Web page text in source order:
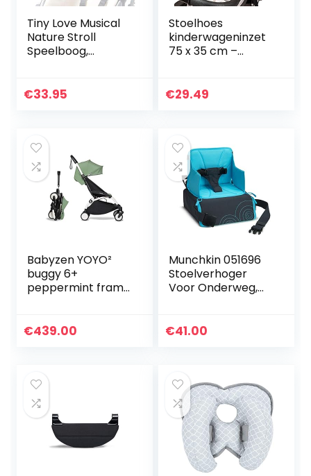
Tiny Love Musical
Nature Stroll
Speelboog,
Dierenspeeltjes,
€33.95
Stoelhoes
kinderwageninzet
75 x 35 cm –
kinderzitje
€29.49
Babyzen YOYO²
buggy 6+
peppermint frame
€439.00
Munchkin 051696
Stoelverhoger
Voor Onderweg,
In Stoelverhoger,
€41.00